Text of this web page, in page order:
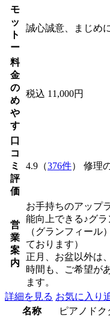
モ
ッ
ト
ー
誠心誠意、まじめ
料
金
の
め
や
す
税込 11,000円
口
コ
ミ
評
価
4.9（376件） 修理
営
業
案
内
お手持ちのアップ
能向上できる♪グ
（グランフィー
ております）
正月、お盆以外は
時間も、ご希望が
ます。
詳細を見る お気に入り
名称
ピアノド